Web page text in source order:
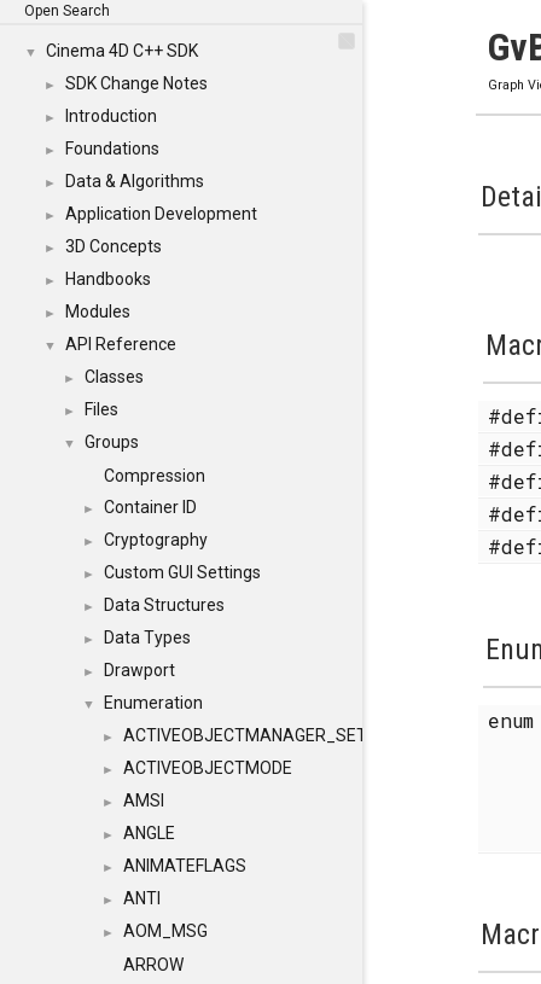
Open Search
▼ Cinema 4D C++ SDK
► SDK Change Notes
► Introduction
► Foundations
► Data & Algorithms
► Application Development
► 3D Concepts
► Handbooks
► Modules
▼ API Reference
► Classes
► Files
▼
Groups
Compression
► Container ID
► Cryptography
► Custom GUI Settings
► Data Structures
► Data Types
► Drawport
▼ Enumeration
► ACTIVEOBJECTMANAGER_SETOBJECTS
► ACTIVEOBJECTMODE
► AMSI
► ANGLE
► ANIMATEFLAGS
► ANTI
►
AOM_MSG
ARROW
Graph